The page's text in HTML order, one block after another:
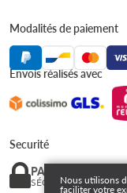
Modalités de paiement
Envois réalisés avec
Securité
PAIEMENT
SÉCURISÉNous utilisons
faciliter votre